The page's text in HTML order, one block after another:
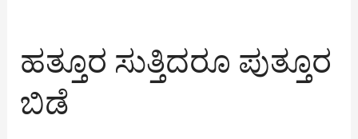
ಹತ್ತೂರ ಸುತ್ತಿದರೂ ಪುತ್ತೂರ
ಬಿಡೆ
ಹತ್ತೂರ
ಸುತ್ತಿದರೂ
ಬಿಡೆ